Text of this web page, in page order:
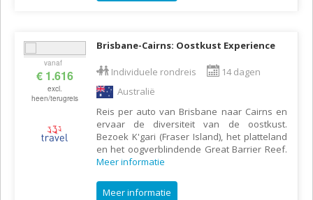
vanaf
€ 1.616
excl.
heen/terugreis
Brisbane-Cairns: Oostkust Experience
Individuele rondreis
14 dagen
Australië
Reis per auto van Brisbane naar Cairns en
ervaar de diversiteit van de oostkust.
Bezoek K'gari (Fraser Island), het platteland
en het oogverblindende Great Barrier Reef.
Meer informatie
Meer informatie